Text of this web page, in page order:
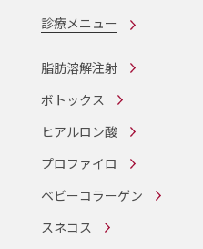
診療メニュー
脂肪溶解注射
ボトックス
ヒアルロン酸
プロファイロ
ベビーコラーゲン
スネコス